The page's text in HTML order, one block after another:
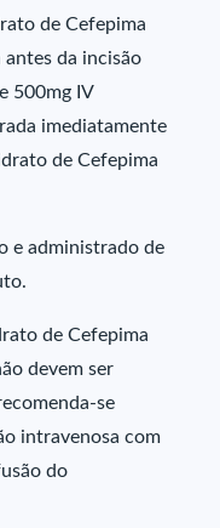
de Cefepima
da incisão
500mg IV
imediatamente
de Cefepima
e administrado de
de Cefepima
devem ser
se
intravenosa com
do